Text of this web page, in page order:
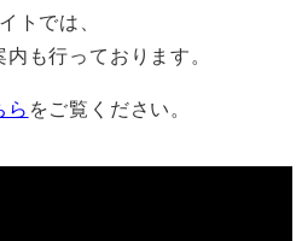
トでは、
も行っております。
ら をご覧ください。